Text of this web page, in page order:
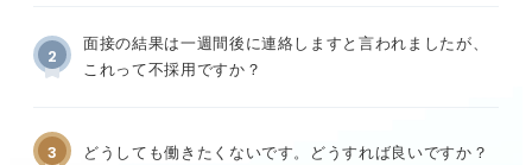
2
面接の結果は一週間後に連絡しますと言われましたが、
これって不採用ですか？
3 どうしても働きたくないです。どうすれば良いですか？